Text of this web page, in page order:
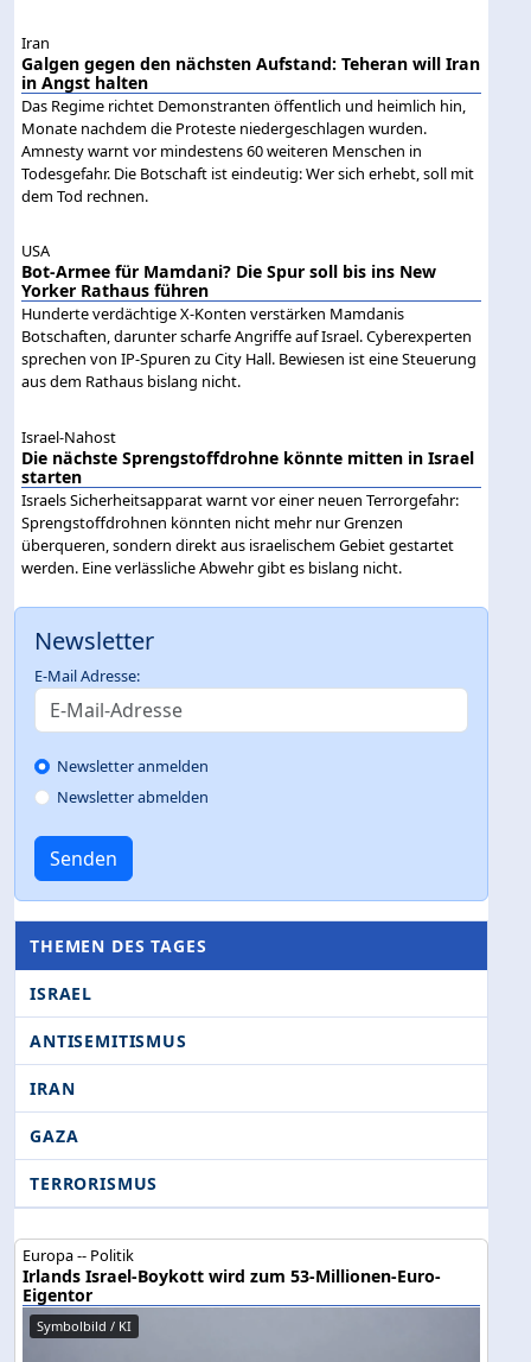
Iran
Galgen gegen den nächsten Aufstand: Teheran will Iran
in Angst halten
Das Regime richtet Demonstranten öffentlich und heimlich hin,
Monate nachdem die Proteste niedergeschlagen wurden.
Amnesty warnt vor mindestens 60 weiteren Menschen in
Todesgefahr. Die Botschaft ist eindeutig: Wer sich erhebt, soll mit
dem Tod rechnen.
USA
Bot-Armee für Mamdani? Die Spur soll bis ins New
Yorker Rathaus führen
Hunderte verdächtige X-Konten verstärken Mamdanis
Botschaften, darunter scharfe Angriffe auf Israel. Cyberexperten
sprechen von IP-Spuren zu City Hall. Bewiesen ist eine Steuerung
aus dem Rathaus bislang nicht.
Israel-Nahost
Die nächste Sprengstoffdrohne könnte mitten in Israel
starten
Israels Sicherheitsapparat warnt vor einer neuen Terrorgefahr:
Sprengstoffdrohnen könnten nicht mehr nur Grenzen
überqueren, sondern direkt aus israelischem Gebiet gestartet
werden. Eine verlässliche Abwehr gibt es bislang nicht.
Newsletter
E-Mail Adresse:
Newsletter anmelden
Newsletter abmelden
Senden
THEMEN DES TAGES
ISRAEL
ANTISEMITISMUS
IRAN
GAZA
TERRORISMUS
Europa -- Politik
Irlands Israel-Boykott wird zum 53-Millionen-Euro-
Eigentor
Symbolbild / KI